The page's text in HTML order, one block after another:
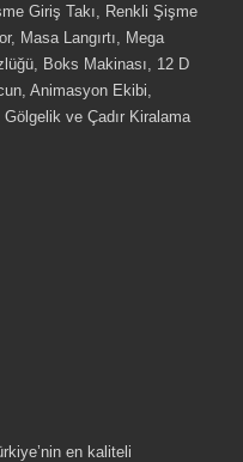
Giriş Takı, Renkli Şişme
Masa Langırtı, Mega
Boks Makinası, 12 D
Animasyon Ekibi,
ve Çadır Kiralama
en kaliteli